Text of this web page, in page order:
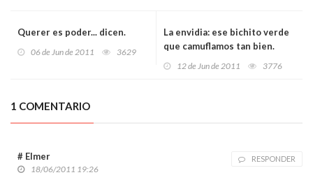
Querer es poder... dicen.
06 de Jun de 2011 3629
La envidia: ese bichito verde
que camuflamos tan bien.
12 de Jun de 2011 3776
1 COMENTARIO
# Elmer RESPONDER
18/06/2011 19:26